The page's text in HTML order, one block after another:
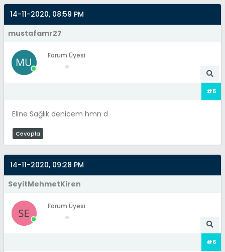
14-11-2020, 08:59 PM
mustafamr27
Forum Üyesi
#5
Eline Sağlık denicem hmn d
Cevapla
14-11-2020, 09:28 PM
SeyitMehmetKiren
Forum Üyesi
#6